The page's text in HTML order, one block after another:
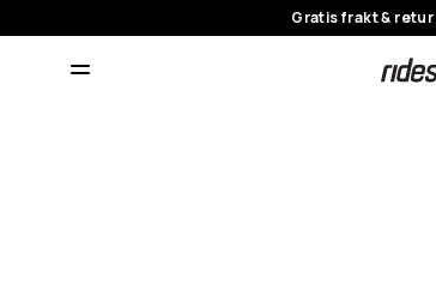
Gratis frakt & retur